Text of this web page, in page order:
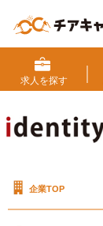
求人を探す
企業TOP